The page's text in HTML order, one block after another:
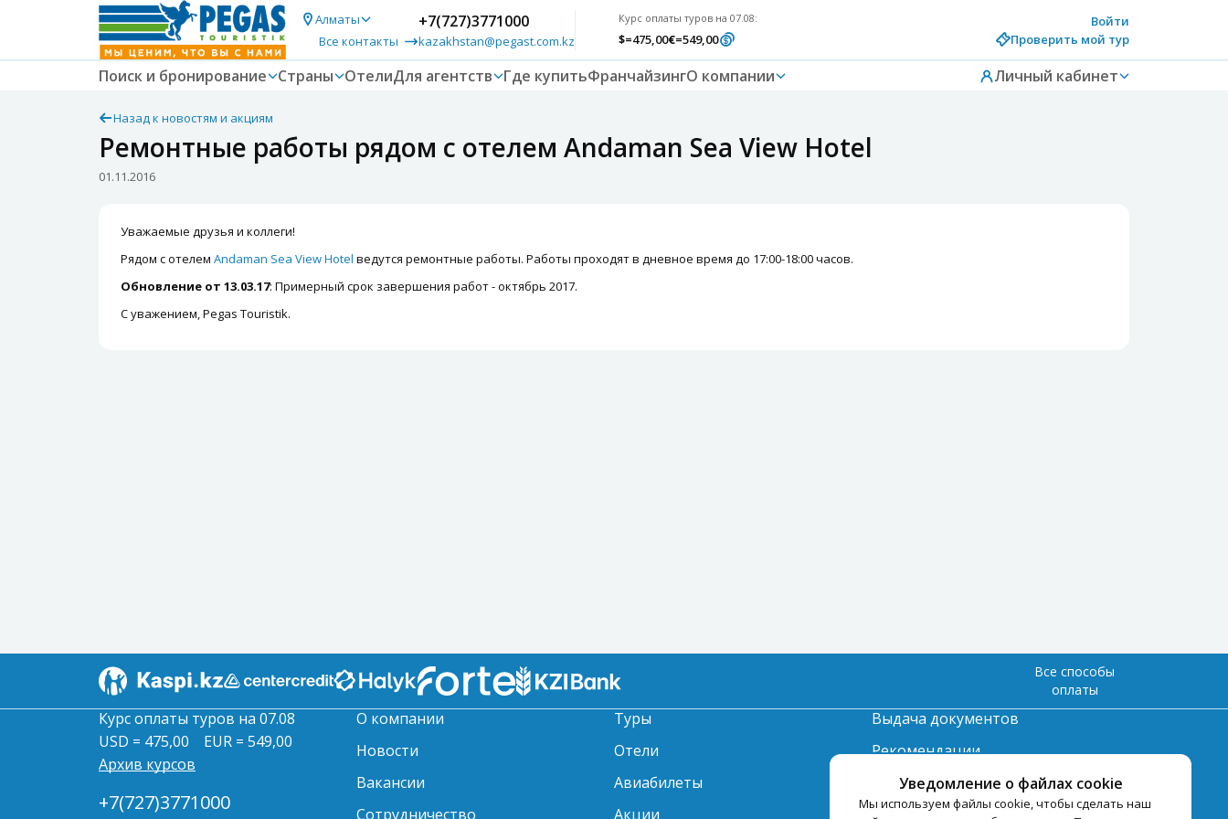
Алматы
Все контакты
+7(727)3771000
kazakhstan@pegast.com.kz
Курс оплаты туров на 07.08:
$=475,00€=549,00
Войти
Проверить мой тур
Поиск и бронирование Страны ОтелиДля агентств Где купитьФранчайзингО компании Личный кабинет
Назад к новостям и акциям
Ремонтные работы рядом с отелем Andaman Sea View Hotel
01.11.2016
Уважаемые друзья и коллеги!
Рядом с отелем Andaman Sea View Hotel ведутся ремонтные работы. Работы проходят в дневное время до 17:00-18:00 часов.
Обновление от 13.03.17: Примерный срок завершения работ - октябрь 2017.
С уважением, Pegas Touristik.
Уведомление о файлах cookie
Мы используем файлы cookie, чтобы сделать наш
Все способы
оплаты
Курс оплаты туров на 07.08
USD = 475,00
EUR = 549,00
Архив курсов
+7(727)3771000
О компании
Новости
Вакансии
Сотрудничество
Туры
Отели
Авиабилеты
Акции
Выдача документов
Рекомендации
Вопрос-ответ
Счет и оплата